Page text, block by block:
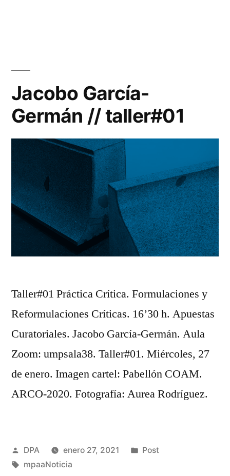
Jacobo García-
Germán // taller#01
Taller#01 Práctica Crítica. Formulaciones y
Reformulaciones Críticas. 16’30 h. Apuestas
Curatoriales. Jacobo García-Germán. Aula
Zoom: umpsala38. Taller#01. Miércoles, 27
de enero. Imagen cartel: Pabellón COAM.
ARCO-2020. Fotografía: Aurea Rodríguez.
Publicado
por
DPA enero 27, 2021
Publicado
Post
Etiquetas:
mpaaNoticia